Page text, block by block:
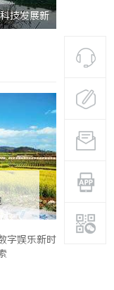
质岩板行
字娱乐新时